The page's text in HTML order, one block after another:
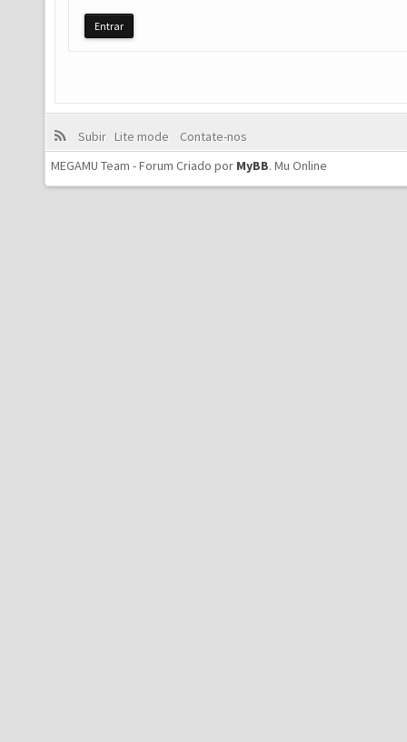
Subir Lite mode
Contate-nos
MEGAMU Team - Forum Criado por MyBB. Mu Online